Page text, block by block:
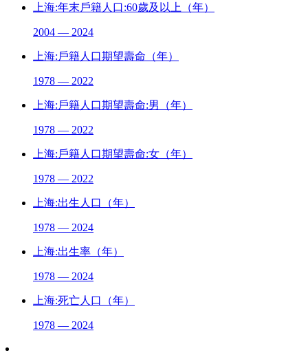
上海:年末戶籍人口:60歲及以上（年）
2004 — 2024
上海:戶籍人口期望壽命（年）
1978 — 2022
上海:戶籍人口期望壽命:男（年）
1978 — 2022
上海:戶籍人口期望壽命:女（年）
1978 — 2022
上海:出生人口（年）
1978 — 2024
上海:出生率（年）
1978 — 2024
上海:死亡人口（年）
1978 — 2024